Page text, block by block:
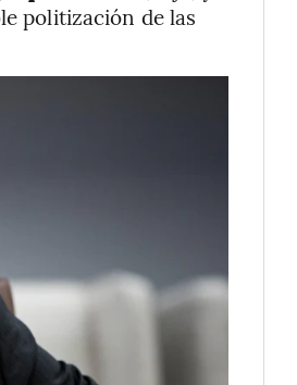
politización de las